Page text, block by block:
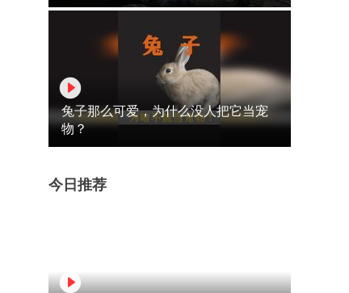
兔子那么可爱，为什么没人把它当宠
物？
今日推荐